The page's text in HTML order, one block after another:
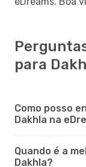
para
Como posso
Dakhla na
Quando é a
Dakhla?